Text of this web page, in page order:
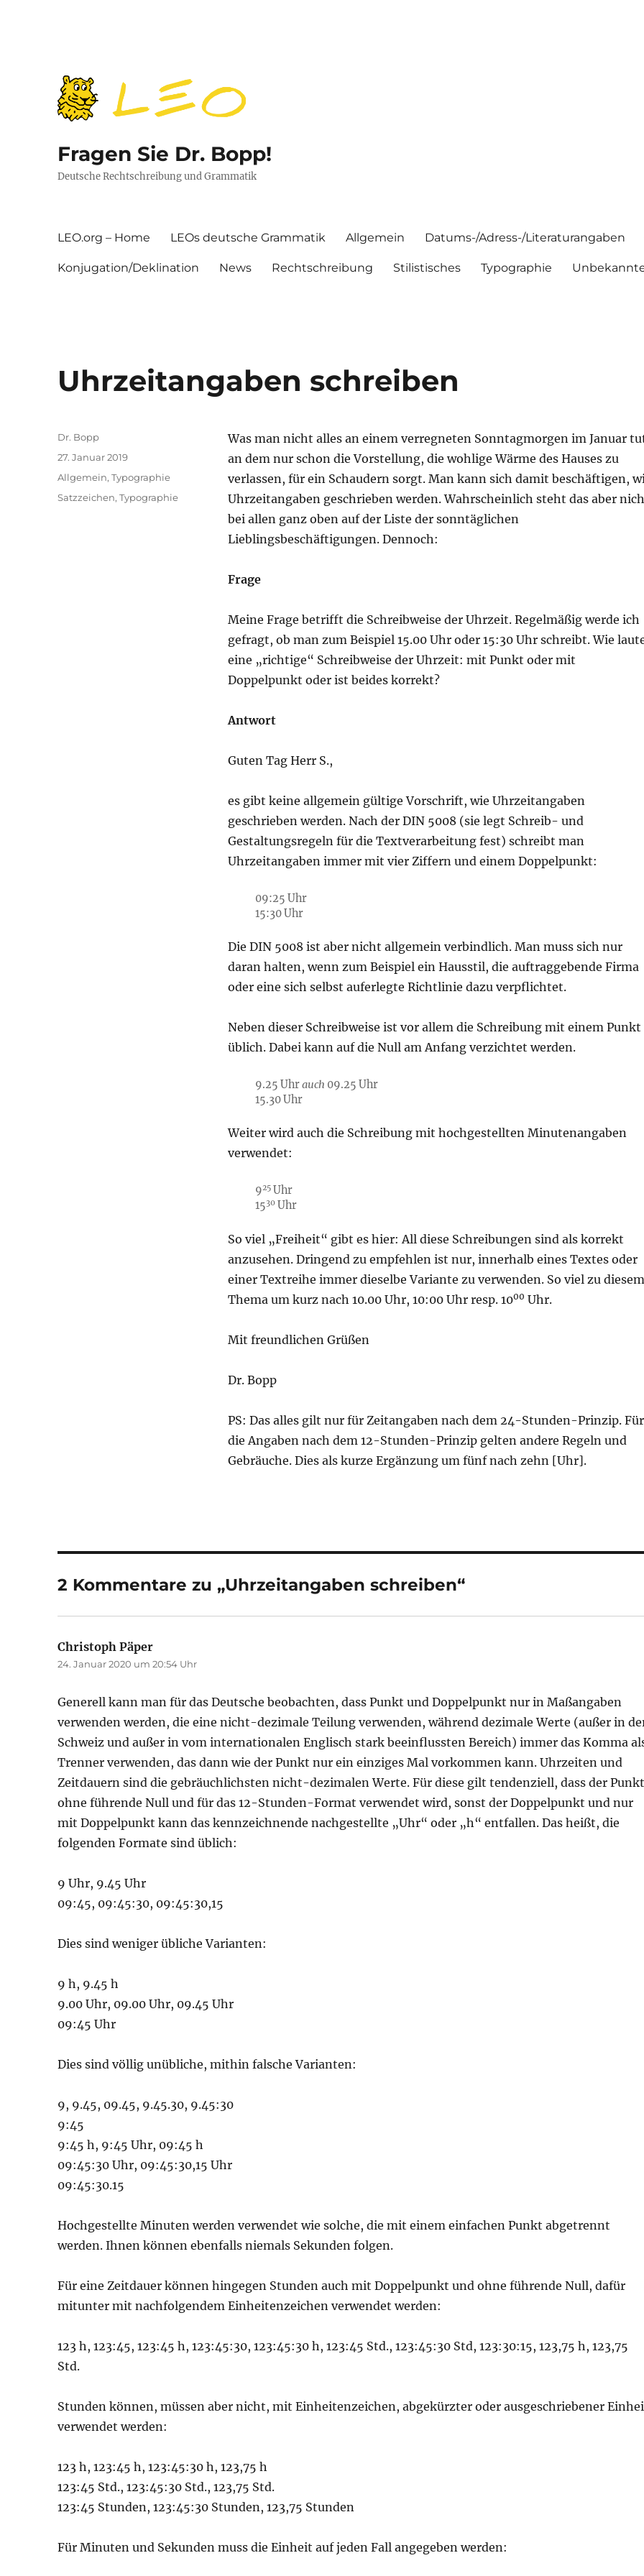
Fragen Sie Dr. Bopp!
Deutsche Rechtschreibung und Grammatik
LEO.org – Home LEOs deutsche Grammatik Allgemein Datums-/Adress-/Literaturangaben
Konjugation/Deklination News Rechtschreibung Stilistisches Typographie
Uhrzeitangaben schreiben
Was man nicht alles an einem verregneten Sonntagmorgen im Januar
an dem nur schon die Vorstellung, die wohlige Wärme des Hauses zu
verlassen, für ein Schaudern sorgt. Man kann sich damit beschäftigen,
Uhrzeitangaben geschrieben werden. Wahrscheinlich steht das aber
bei allen ganz oben auf der Liste der sonntäglichen
Lieblingsbeschäftigungen. Dennoch:
Frage
Meine Frage betrifft die Schreibweise der Uhrzeit. Regelmäßig werde ich
gefragt, ob man zum Beispiel 15.00 Uhr oder 15:30 Uhr schreibt. Wie
eine „richtige“ Schreibweise der Uhrzeit: mit Punkt oder mit
Doppelpunkt oder ist beides korrekt?
Antwort
Guten Tag Herr S.,
es gibt keine allgemein gültige Vorschrift, wie Uhrzeitangaben
geschrieben werden. Nach der DIN 5008 (sie legt Schreib- und
Gestaltungsregeln für die Textverarbeitung fest) schreibt man
Uhrzeitangaben immer mit vier Ziffern und einem Doppelpunkt:
09:25 Uhr
15:30 Uhr
Die DIN 5008 ist aber nicht allgemein verbindlich. Man muss sich nur
daran halten, wenn zum Beispiel ein Hausstil, die auftraggebende Firma
oder eine sich selbst auferlegte Richtlinie dazu verpflichtet.
Neben dieser Schreibweise ist vor allem die Schreibung mit einem Punkt
üblich. Dabei kann auf die Null am Anfang verzichtet werden.
9.25 Uhrauch 09.25 Uhr
15.30 Uhr
Weiter wird auch die Schreibung mit hochgestellten Minutenangaben
verwendet:
925 Uhr
1530 Uhr
So viel „Freiheit“ gibt es hier: All diese Schreibungen sind als korrekt
anzusehen. Dringend zu empfehlen ist nur, innerhalb eines Textes oder
einer Textreihe immer dieselbe Variante zu verwenden. So viel zu diesem
Thema um kurz nach 10.00 Uhr, 10:00 Uhr resp. 1000 Uhr.
Mit freundlichen Grüßen
Dr. Bopp
PS: Das alles gilt nur für Zeitangaben nach dem 24-Stunden-Prinzip. Für
die Angaben nach dem 12-Stunden-Prinzip gelten andere Regeln und
Gebräuche. Dies als kurze Ergänzung um fünf nach zehn [Uhr].
Autor
Dr. Bopp
Veröffentlicht
am
27. Januar 2019
Kategorien
Allgemein,Typographie
Schlagwörter
Satzzeichen,Typographie
2 Kommentare zu „Uhrzeitangaben schreiben“
Christoph Päper
24. Januar 2020 um 20:54 Uhr
Generell kann man für das Deutsche beobachten, dass Punkt und Doppelpunkt nur in Maßangaben
verwenden werden, die eine nicht-dezimale Teilung verwenden, während dezimale Werte (außer in
Schweiz und außer in vom internationalen Englisch stark beeinflussten Bereich) immer das Komma
Trenner verwenden, das dann wie der Punkt nur ein einziges Mal vorkommen kann. Uhrzeiten und
Zeitdauern sind die gebräuchlichsten nicht-dezimalen Werte. Für diese gilt tendenziell, dass der Punkt
ohne führende Null und für das 12-Stunden-Format verwendet wird, sonst der Doppelpunkt und nur
mit Doppelpunkt kann das kennzeichnende nachgestellte „Uhr“ oder „h“ entfallen. Das heißt, die
folgenden Formate sind üblich:
9 Uhr, 9.45 Uhr
09:45, 09:45:30, 09:45:30,15
Dies sind weniger übliche Varianten:
9 h, 9.45 h
9.00 Uhr, 09.00 Uhr, 09.45 Uhr
09:45 Uhr
Dies sind völlig unübliche, mithin falsche Varianten:
9, 9.45, 09.45, 9.45.30, 9.45:30
9:45
9:45 h, 9:45 Uhr, 09:45 h
09:45:30 Uhr, 09:45:30,15 Uhr
09:45:30.15
Hochgestellte Minuten werden verwendet wie solche, die mit einem einfachen Punkt abgetrennt
werden. Ihnen können ebenfalls niemals Sekunden folgen.
Für eine Zeitdauer können hingegen Stunden auch mit Doppelpunkt und ohne führende Null, dafür
mitunter mit nachfolgendem Einheitenzeichen verwendet werden:
123 h, 123:45, 123:45 h, 123:45:30, 123:45:30 h, 123:45 Std., 123:45:30 Std, 123:30:15, 123,75 h, 123,75
Std.
Stunden können, müssen aber nicht, mit Einheitenzeichen, abgekürzter oder ausgeschriebener
verwendet werden:
123 h, 123:45 h, 123:45:30 h, 123,75 h
123:45 Std., 123:45:30 Std., 123,75 Std.
123:45 Stunden, 123:45:30 Stunden, 123,75 Stunden
Für Minuten und Sekunden muss die Einheit auf jeden Fall angegeben werden: